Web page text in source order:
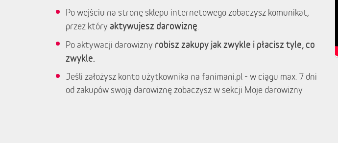
Po wejściu na stronę sklepu internetowego zobaczysz komunikat,
przez który aktywujesz darowiznę
Po aktywacji darowizny robisz zakupy jak zwykle i płacisz tyle, co
zwykle.
Jeśli założysz konto użytkownika na fanimani.pl - w ciągu max. 7 dni
od zakupów swoją darowiznę zobaczysz w sekcji Moje darowizny